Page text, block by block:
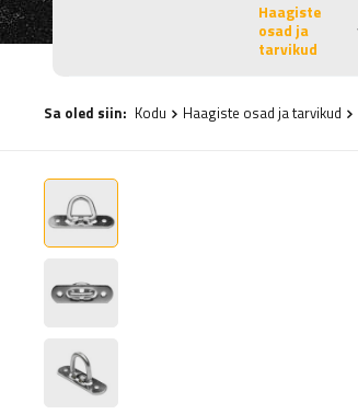
Haagiste
osad ja
tarvikud
Sa oled siin: Kodu Haagiste osad ja tarvikud